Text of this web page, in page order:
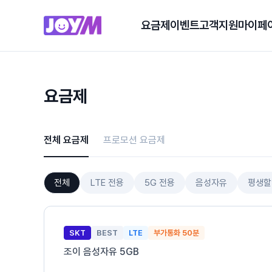
요금제 이벤트고객지원마이페
요금제
전체 요금제 프로모션 요금제
전체 LTE 전용 5G 전용 음성자유 평생
SKT BEST LTE 부가통화 50분
조이 음성자유 5GB